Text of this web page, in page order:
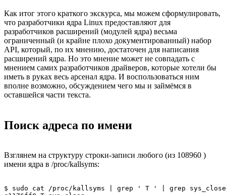
Как итог этого краткого экскурса, мы можем сформулировать,
что разработчики ядра Linux предоставляют для
разработчиков расширений (модулей ядра) весьма
ограниченный (и крайне плохо документированный) набор
API, который, по их мнению, достаточен для написания
расширений ядра. Но это мнение может не совпадать с
мнением самих разработчиков драйверов, которые хотели бы
иметь в руках весь арсенал ядра. И воспользоваться ним
вполне возможно, обсуждением чего мы и займёмся в
оставшейся части текста.
Поиск адреса по имени
Взглянем на структуру строки-записи любого (из 108960 )
имени ядра в /proc/kallsyms:
$ sudo cat /proc/kallsyms | grep ' T ' | grep